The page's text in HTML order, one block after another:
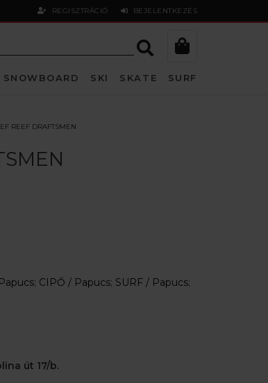
REGISZTRÁCIÓ BEJELENTKEZÉS
SNOWBOARD SKI SKATE SURF
REEF DRAFTSMEN
Papucs; CIPŐ / Papucs; SURF / Papucs;
út 17/b.